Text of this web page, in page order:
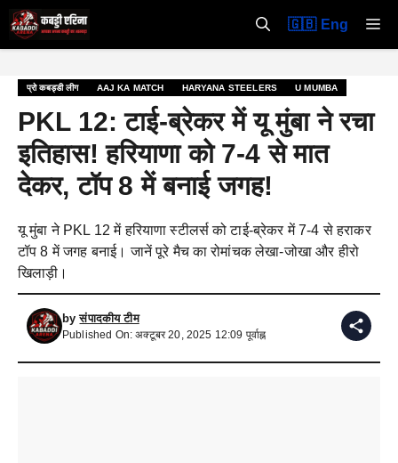
Skip
to
content
🇬🇧 Eng
प्रो कबड्डी लीग AAJ KA MATCH HARYANA STEELERS U MUMBA
PKL 12: टाई-ब्रेकर में यू मुंबा ने रचा
इतिहास! हरियाणा को 7-4 से मात
देकर, टॉप 8 में बनाई जगह!
यू मुंबा ने PKL 12 में हरियाणा स्टीलर्स को टाई-ब्रेकर में 7-4 से हराकर
टॉप 8 में जगह बनाई। जानें पूरे मैच का रोमांचक लेखा-जोखा और हीरो
खिलाड़ी।
byसंपादकीय टीम
Published On: अक्टूबर 20, 2025 12:09 पूर्वाह्न